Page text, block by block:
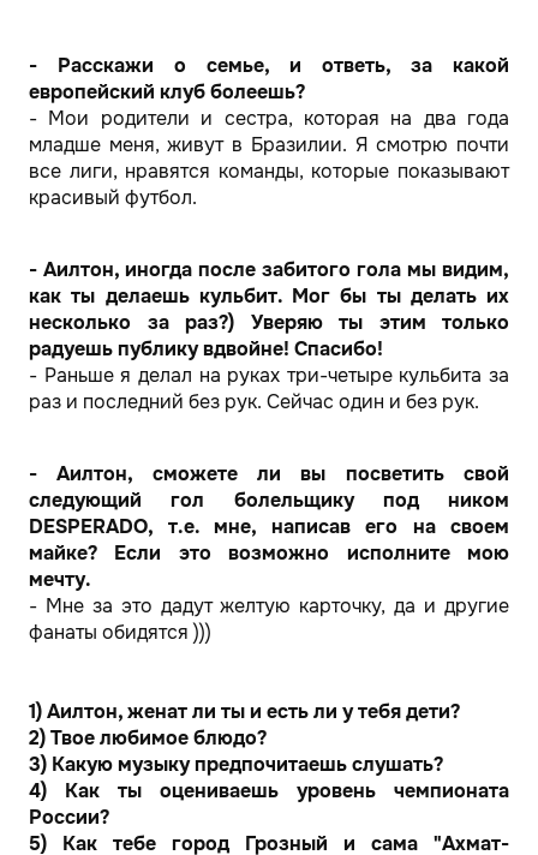
- Расскажи о семье, и ответь, за какой
европейский клуб болеешь?
- Мои родители и сестра, которая на два года
младше меня, живут в Бразилии. Я смотрю почти
все лиги, нравятся команды, которые показывают
красивый футбол.
- Аилтон, иногда после забитого гола мы видим,
как ты делаешь кульбит. Мог бы ты делать их
несколько за раз?) Уверяю ты этим только
радуешь публику вдвойне! Спасибо!
- Раньше я делал на руках три-четыре кульбита за
раз и последний без рук. Сейчас один и без рук.
- Аилтон, сможете ли вы посветить свой
следующий гол болельщику под ником
DESPERADO, т.е. мне, написав его на своем
майке? Если это возможно исполните мою
мечту.
- Мне за это дадут желтую карточку, да и другие
фанаты обидятся )))
1) Аилтон, женат ли ты и есть ли у тебя дети?
2) Твое любимое блюдо?
3) Какую музыку предпочитаешь слушать?
4) Как ты оцениваешь уровень чемпионата
России?
5) Как тебе город Грозный и сама "Ахмат-